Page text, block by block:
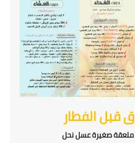
قبل الفطار